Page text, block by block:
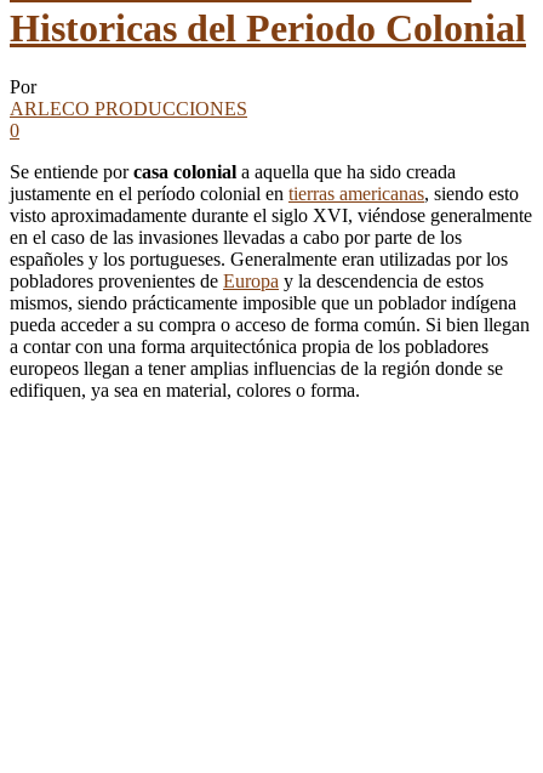
Historicas del Periodo Colonial
Por
ARLECO PRODUCCIONES
0
Se entiende porcasa colonial a aquella que ha sido creada
justamente en el período colonial en tierras americanas, siendo esto
visto aproximadamente durante el siglo XVI, viéndose generalmente
en el caso de las invasiones llevadas a cabo por parte de los
españoles y los portugueses. Generalmente eran utilizadas por los
pobladores provenientes de Europa y la descendencia de estos
mismos, siendo prácticamente imposible que un poblador indígena
pueda acceder a su compra o acceso de forma común. Si bien llegan
a contar con una forma arquitectónica propia de los pobladores
europeos llegan a tener amplias influencias de la región donde se
edifiquen, ya sea en material, colores o forma.